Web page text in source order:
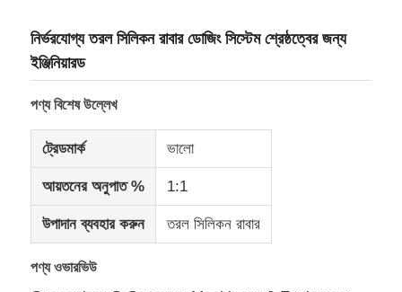
নির্ভরযোগ্য তরল সিলিকন রাবার ডোজিং সিস্টেম শ্রেষ্ঠত্বের জন্য
ইঞ্জিনিয়ারড
পণ্য বিশেষ উল্লেখ
ট্রেডমার্ক ভালো
আয়তনের অনুপাত % 1:1
উপাদান ব্যবহার করুন তরল সিলিকন রাবার
পণ্য ওভারভিউ